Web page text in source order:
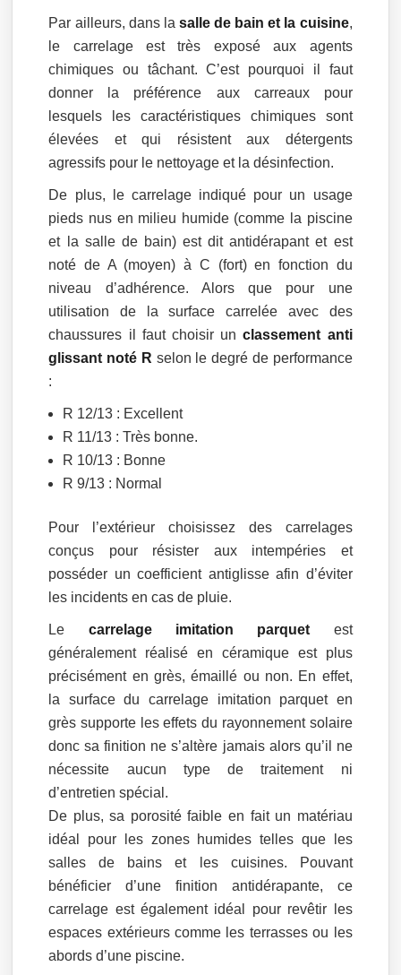
Par ailleurs, dans la salle de bain et la cuisine,
le carrelage est très exposé aux agents
chimiques ou tâchant. C’est pourquoi il faut
donner la préférence aux carreaux pour
lesquels les caractéristiques chimiques sont
élevées et qui résistent aux détergents
agressifs pour le nettoyage et la désinfection.
De plus, le carrelage indiqué pour un usage
pieds nus en milieu humide (comme la piscine
et la salle de bain) est dit antidérapant et est
noté de A (moyen) à C (fort) en fonction du
niveau d’adhérence. Alors que pour une
utilisation de la surface carrelée avec des
chaussures il faut choisir unclassement anti
glissant noté R selon le degré de performance
:
R 12/13 : Excellent
R 11/13 : Très bonne.
R 10/13 : Bonne
R 9/13 : Normal
Pour l’extérieur choisissez des carrelages
conçus pour résister aux intempéries et
posséder un coefficient antiglisse afin d’éviter
les incidents en cas de pluie.
Le carrelage imitation parquet est
généralement réalisé en céramique est plus
précisément en grès, émaillé ou non. En effet,
la surface du carrelage imitation parquet en
grès supporte les effets du rayonnement solaire
donc sa finition ne s’altère jamais alors qu’il ne
nécessite aucun type de traitement ni
d’entretien spécial.
De plus, sa porosité faible en fait un matériau
idéal pour les zones humides telles que les
salles de bains et les cuisines. Pouvant
bénéficier d’une finition antidérapante, ce
carrelage est également idéal pour revêtir les
espaces extérieurs comme les terrasses ou les
abords d’une piscine.